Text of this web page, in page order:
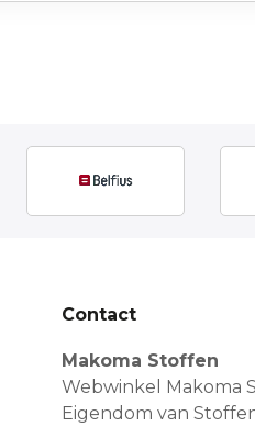
Contact
Makoma Stoffen
Webwinkel Makoma
Eigendom van